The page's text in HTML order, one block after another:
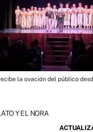
la ovación del público
Y EL NORA